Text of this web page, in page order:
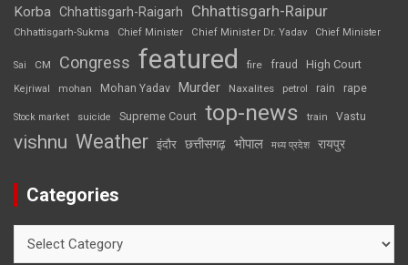
Korba Chhattisgarh-Raigarh Chhattisgarh-Raipur
Chhattisgarh-Sukma Chief Minister Chief Minister Dr. Yadav Chief Minister
Sai CM Congress featured fire fraud High Court
Kejriwal mohan Mohan Yadav Murder Naxalites petrol rain rape
Stock market suicide Supreme Court top-news train Vastu
vishnu Weather इंदौर छत्तीसगढ़ भोपाल मध्य प्रदेश रायपुर
Categories